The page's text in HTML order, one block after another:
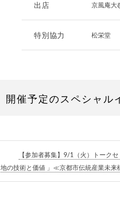
出店 京風庵大
特別協力 松栄堂
開催予定のスペシャル
【参加者募集】9/1（火）トーク
地の技術と価値 」≪京都市伝統産業未